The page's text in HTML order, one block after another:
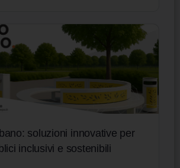
soluzioni innovative per
inclusivi e sostenibili